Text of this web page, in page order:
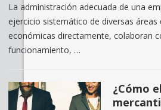
La administración adecuada de una
ejercicio sistemático de diversas áreas
económicas directamente, colaboran
funcionamiento, …
¿Cómo